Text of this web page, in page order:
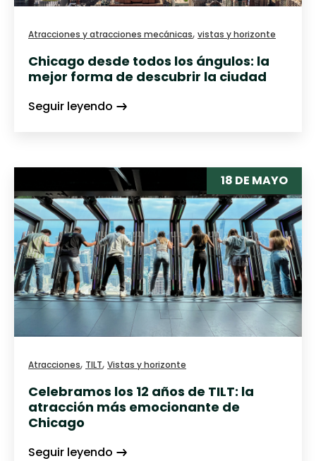
Atracciones y atracciones mecánicas, vistas y horizonte
Chicago desde todos los ángulos: la
mejor forma de descubrir la ciudad
Seguir leyendo
18 DE MAYO
Atracciones, TILT, Vistas y horizonte
Celebramos los 12 años de TILT: la
atracción más emocionante de
Chicago
Seguir leyendo